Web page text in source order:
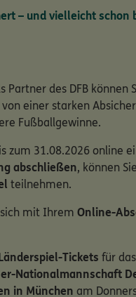
– und vielleicht schon
Partner des DFB
einer starken
Fußballgewinne.
zum 31.08.2026 online
abschließen, können
teilnehmen.
mit Ihrem Online-
Tickets für
Nationalmannschaft
in München am